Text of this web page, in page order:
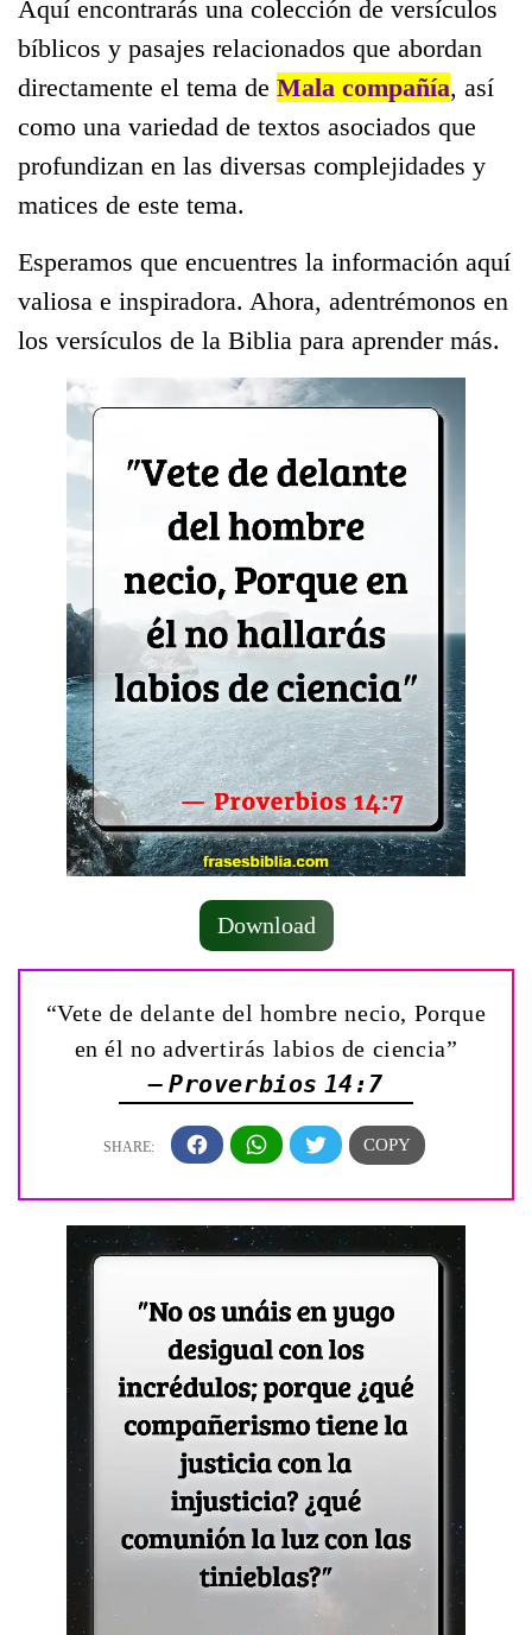
Aquí encontrarás una colección de versículos
bíblicos y pasajes relacionados que abordan
directamente el tema de Mala compañía, así
como una variedad de textos asociados que
profundizan en las diversas complejidades y
matices de este tema.
Esperamos que encuentres la información aquí
valiosa e inspiradora. Ahora, adentrémonos en
los versículos de la Biblia para aprender más.
Download
“Vete de delante del hombre necio, Porque
en él no advertirás labios de ciencia”
— Proverbios 14:7